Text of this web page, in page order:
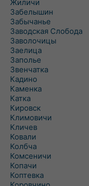
Жиличи
Забелышин
Забычанье
Заводская Слобода
Заволочицы
Заелица
Заполье
Звенчатка
Кадино
Каменка
Катка
Кировск
Климовичи
Кличев
Ковали
Колбча
Комсеничи
Копачи
Коптевка